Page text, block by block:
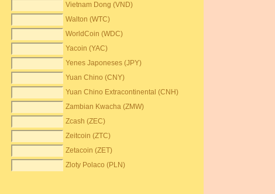
Vietnam Dong (VND)
Walton (WTC)
WorldCoin (WDC)
Yacoin (YAC)
Yenes Japoneses (JPY)
Yuan Chino (CNY)
Yuan Chino Extracontinental (CNH)
Zambian Kwacha (ZMW)
Zcash (ZEC)
Zeitcoin (ZTC)
Zetacoin (ZET)
Zloty Polaco (PLN)